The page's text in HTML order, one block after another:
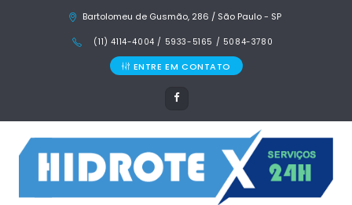
Bartolomeu de Gusmão, 286 / São Paulo - SP
(11) 4114-4004 / 5933-5165 / 5084-3780
ENTRE EM CONTATO